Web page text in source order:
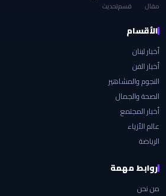
مقال قسمتحديث
الأقسام
أخبار لبنان
أخبار الفن
النجوم والمشاهير
الصحة والجمال
أخبار المجتمع
عالم الأزياء
الرياضة
روابط مهمة
من نحن